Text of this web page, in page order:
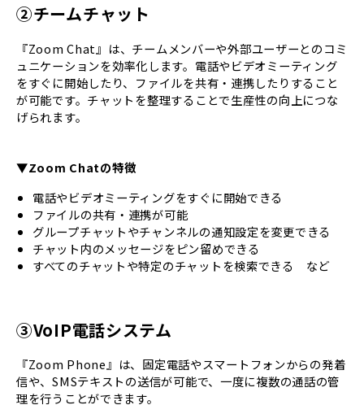
②チームチャット
『Zoom Chat』は、チームメンバーや外部ユーザーとのコミ
ュニケーションを効率化します。電話やビデオミーティング
をすぐに開始したり、ファイルを共有・連携したりすること
が可能です。チャットを整理することで生産性の向上につな
げられます。
▼Zoom Chatの特徴
電話やビデオミーティングをすぐに開始できる
ファイルの共有・連携が可能
グループチャットやチャンネルの通知設定を変更できる
チャット内のメッセージをピン留めできる
すべてのチャットや特定のチャットを検索できる など
③VoIP電話システム
『Zoom Phone』は、固定電話やスマートフォンからの発着
信や、SMSテキストの送信が可能で、一度に複数の通話の管
理を行うことができます。